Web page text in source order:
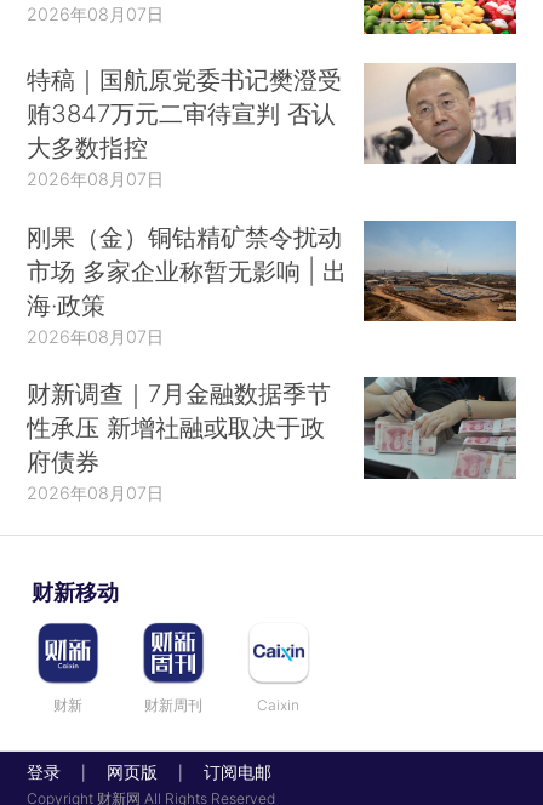
2026年08月07日
特稿｜国航原党委书记樊澄受
贿3847万元二审待宣判 否认
大多数指控
2026年08月07日
刚果（金）铜钴精矿禁令扰动
市场 多家企业称暂无影响 | 出
海·政策
2026年08月07日
财新调查｜7月金融数据季节
性承压 新增社融或取决于政
府债券
2026年08月07日
财新移动
财新 财新周刊 Caixin
登录 网页版 订阅电邮
Copyright 财新网 All Rights Reserved